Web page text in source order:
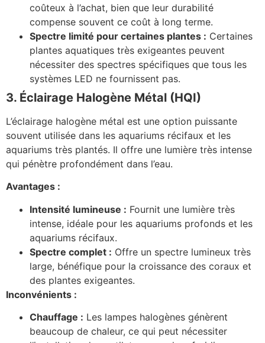
coûteux à l’achat, bien que leur durabilité
compense souvent ce coût à long terme.
Spectre limité pour certaines plantes : Certaines
plantes aquatiques très exigeantes peuvent
nécessiter des spectres spécifiques que tous les
systèmes LED ne fournissent pas.
3. Éclairage Halogène Métal (HQI)
L’éclairage halogène métal est une option puissante
souvent utilisée dans les aquariums récifaux et les
aquariums très plantés. Il offre une lumière très intense
qui pénètre profondément dans l’eau.
Avantages :
Intensité lumineuse : Fournit une lumière très
intense, idéale pour les aquariums profonds et les
aquariums récifaux.
Spectre complet : Offre un spectre lumineux très
large, bénéfique pour la croissance des coraux et
des plantes exigeantes.
Inconvénients :
Chauffage : Les lampes halogènes génèrent
beaucoup de chaleur, ce qui peut nécessiter